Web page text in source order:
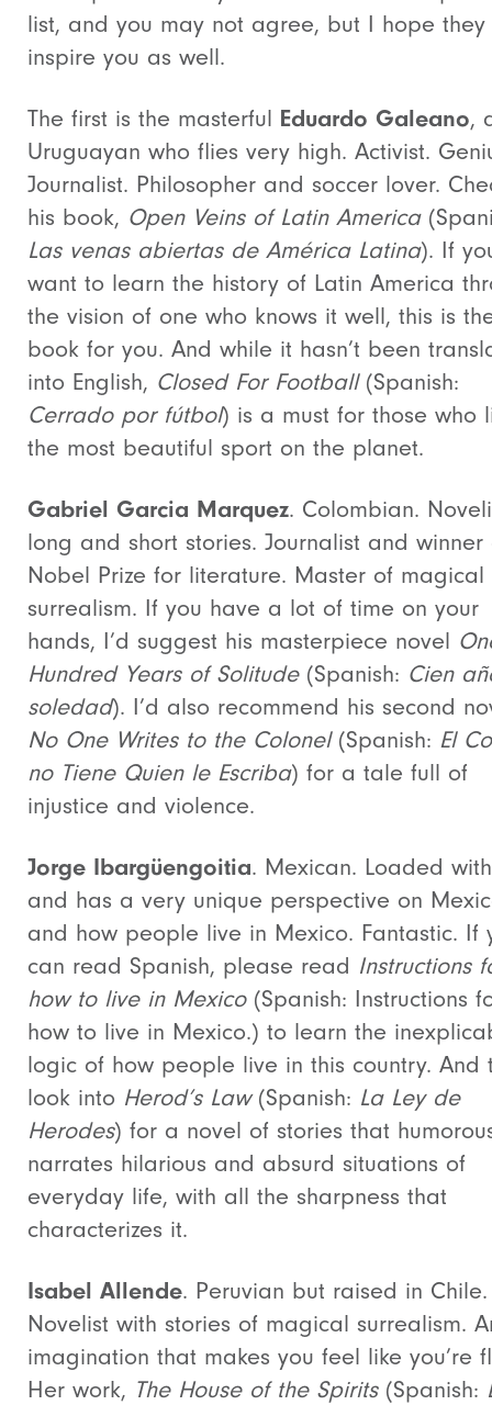
list, and you may not agree, but I hope they
inspire you as well.
The first is the masterful Eduardo Galeano,
Uruguayan who flies very high. Activist.
Journalist. Philosopher and soccer lover.
his book, Open Veins of Latin America
Las venas abiertas de América Latina). If
want to learn the history of Latin America
the vision of one who knows it well, this is
book for you. And while it hasn’t been
into English, Closed For Football(Spanish:
Cerrado por fútbol) is a must for those who
the most beautiful sport on the planet.
Gabriel Garcia Marquez. Colombian.
long and short stories. Journalist and winner
Nobel Prize for literature. Master of magical
surrealism. If you have a lot of time on your
hands, I’d suggest his masterpiece novel
Hundred Years of Solitude(Spanish: Cien
soledad). I’d also recommend his second
No One Writes to the Colonel (Spanish: El
no Tiene Quien le Escriba) for a tale full of
injustice and violence.
Jorge Ibargüengoitia. Mexican. Loaded
and has a very unique perspective on
and how people live in Mexico. Fantastic. If
can read Spanish, please read Instructions
how to live in Mexico (Spanish: Instructions
how to live in Mexico.) to learn the
logic of how people live in this country. And
look into Herod’s Law(Spanish: La Ley de
Herodes) for a novel of stories that
narrates hilarious and absurd situations of
everyday life, with all the sharpness that
characterizes it.
Isabel Allende. Peruvian but raised in Chile.
Novelist with stories of magical surrealism.
imagination that makes you feel like you’re
Her work, The House of the Spirits (Spanish: